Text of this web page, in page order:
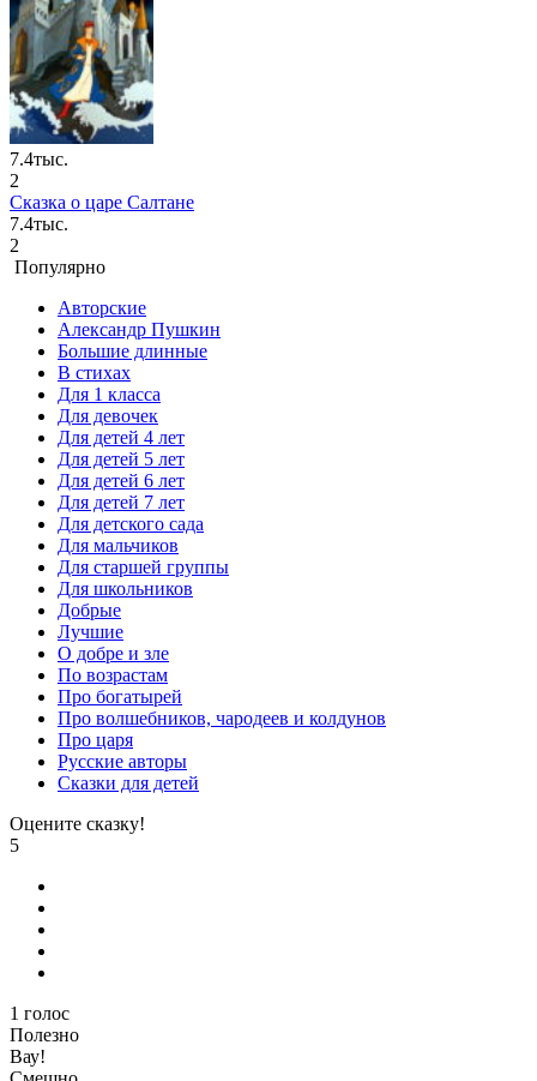
7.4тыс.
2
Сказка о царе Салтане
7.4тыс.
2
Популярно
Авторские
Александр Пушкин
Большие длинные
В стихах
Для 1 класса
Для девочек
Для детей 4 лет
Для детей 5 лет
Для детей 6 лет
Для детей 7 лет
Для детского сада
Для мальчиков
Для старшей группы
Для школьников
Добрые
Лучшие
О добре и зле
По возрастам
Про богатырей
Про волшебников, чародеев и колдунов
Про царя
Русские авторы
Сказки для детей
Оцените сказку!
5
1 голос
Полезно
Вау!